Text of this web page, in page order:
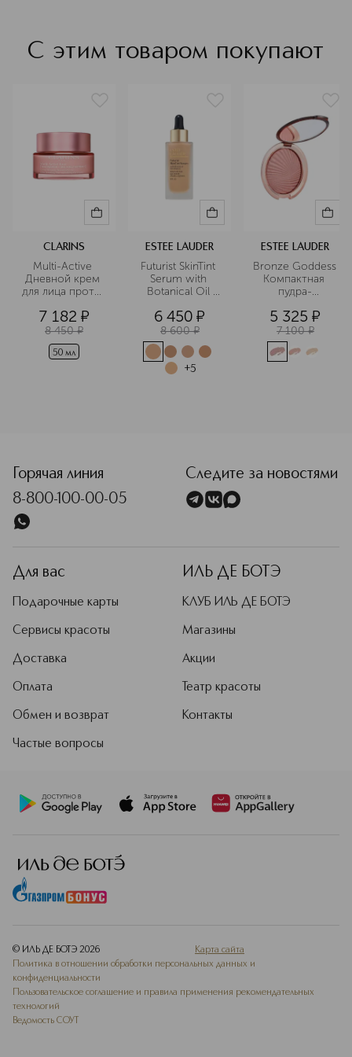
С этим товаром покупают
CLARINS
Multi-Active
Дневной крем
для лица против
возрастных
изменений для
любого типа
кожи
7 182 ¤
8 450 ¤
50 мл
ESTEE LAUDER
Futurist SkinTint
Serum with
Botanical Oil
Ухаживающий
тональный
флюид
6 450 ¤
8 600 ¤
+5
ESTEE LAUDER
Bronze Goddess
Компактная
пудра-
5 325 ¤
7 100 ¤
Горячая линия
8-800-100-00-05
Следите за новостями
Для вас
Подарочные карты
Сервисы красоты
Доставка
Оплата
Обмен и возврат
Частые вопросы
ИЛЬ ДЕ БОТЭ
КЛУБ ИЛЬ ДЕ БОТЭ
Магазины
Акции
Театр красоты
Контакты
© ИЛЬ ДЕ БОТЭ 2026
Карта сайта
Политика в отношении обработки персональных данных и
конфиденциальности
Пользовательское соглашение и правила применения рекомендательных
технологий
Ведомость СОУТ